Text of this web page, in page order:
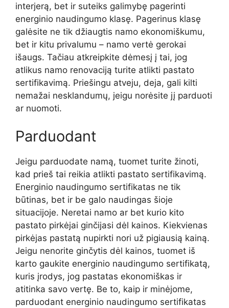
interjerą, bet ir suteiks galimybę pagerinti
energinio naudingumo klasę. Pagerinus klasę
galėsite ne tik džiaugtis namo ekonomiškumu,
bet ir kitu privalumu – namo vertė gerokai
išaugs. Tačiau atkreipkite dėmesį į tai, jog
atlikus namo renovaciją turite atlikti pastato
sertifikavimą. Priešingu atveju, deja, gali kilti
nemažai nesklandumų, jeigu norėsite jį parduoti
ar nuomoti.
Parduodant
Jeigu parduodate namą, tuomet turite žinoti,
kad prieš tai reikia atlikti pastato sertifikavimą.
Energinio naudingumo sertifikatas ne tik
būtinas, bet ir be galo naudingas šioje
situacijoje. Neretai namo ar bet kurio kito
pastato pirkėjai ginčijasi dėl kainos. Kiekvienas
pirkėjas pastatą nupirkti nori už pigiausią kainą.
Jeigu nenorite ginčytis dėl kainos, tuomet iš
karto gaukite energinio naudingumo sertifikatą,
kuris įrodys, jog pastatas ekonomiškas ir
atitinka savo vertę. Be to, kaip ir minėjome,
parduodant energinio naudingumo sertifikatas